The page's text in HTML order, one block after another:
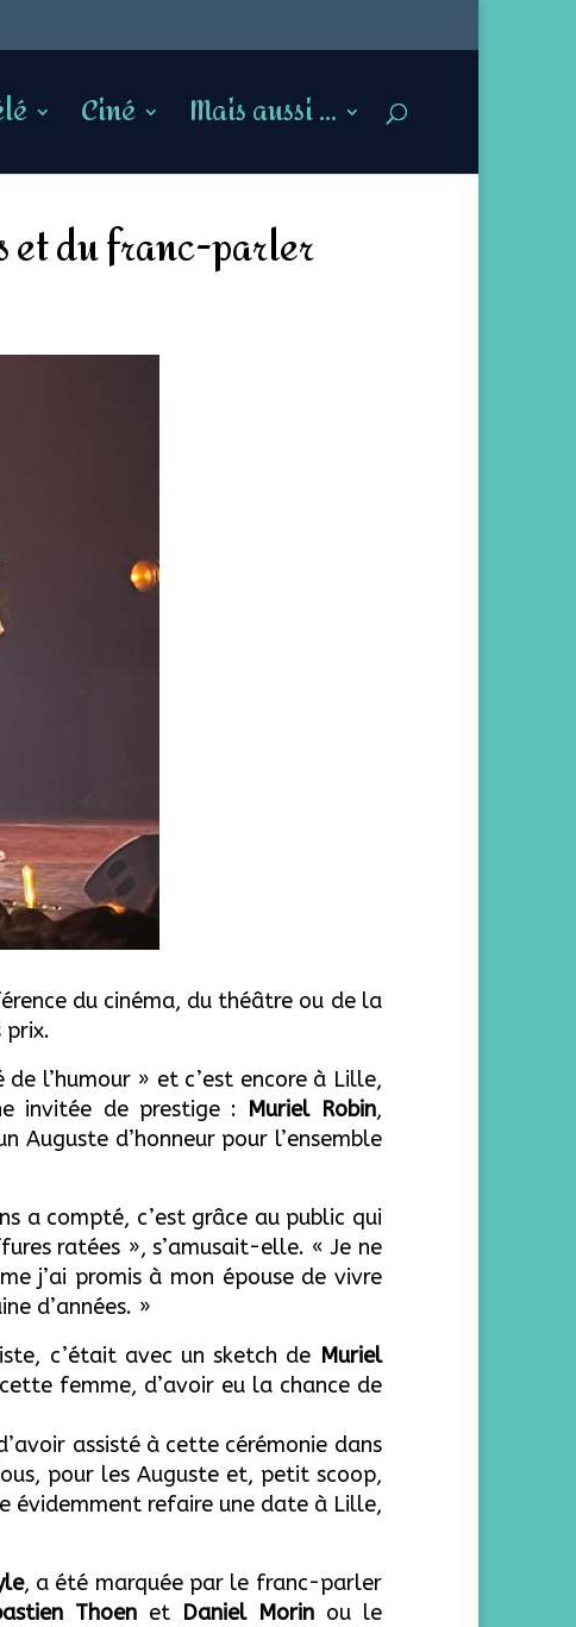
Ciné Mais aussi …
et du franc-parler
du cinéma, du théâtre ou de la
prix.
l’humour » et c’est encore à Lille,
invitée de prestige : Muriel Robin,
Auguste d’honneur pour l’ensemble
a compté, c’est grâce au public qui
ratées », s’amusait-elle. « Je ne
j’ai promis à mon épouse de vivre
d’années. »
c’était avec un sketch de Muriel
femme, d’avoir eu la chance de
assisté à cette cérémonie dans
pour les Auguste et, petit scoop,
évidemment refaire une date à Lille,
, a été marquée par le franc-parler
Thoenet Daniel Morinou le